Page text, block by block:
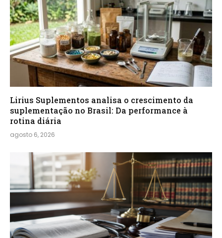
Lirius Suplementos analisa o crescimento da
suplementação no Brasil: Da performance à
rotina diária
agosto 6, 2026